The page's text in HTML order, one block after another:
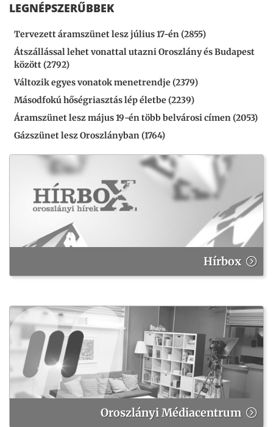
LEGNÉPSZERŰBBEK
Tervezett áramszünet lesz július 17-én (2855)
Átszállással lehet vonattal utazni Oroszlány és Budapest
között (2792)
Változik egyes vonatok menetrendje (2379)
Másodfokú hőségriasztás lép életbe (2239)
Áramszünet lesz május 19-én több belvárosi címen (2053)
Gázszünet lesz Oroszlányban (1764)
Hírbox
Oroszlányi Médiacentrum